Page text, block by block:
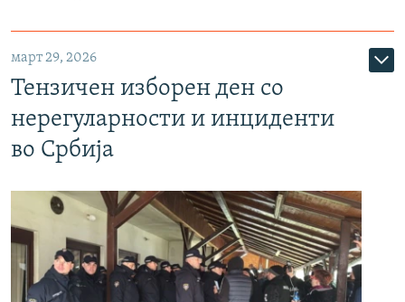
март 29, 2026
Тензичен изборен ден со
нерегуларности и инциденти
во Србија